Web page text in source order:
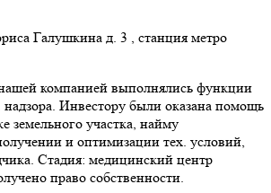
Галушкина д. 3 , станция метро
компанией выполнялись функции
надзора. Инвестору были оказана помощь
земельного участка, найму
и оптимизации тех. условий,
Стадия: медицинский центр
право собственности.